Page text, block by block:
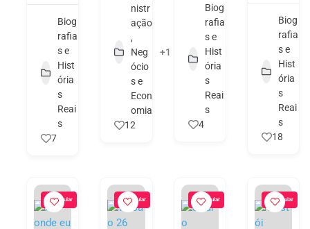
Biog
rafia
s e
Hist
ória
s
Reai
s
7
nistr
ação
,
Neg
ócio
s e
Econ
omia
+1
12
Biog
rafia
s e
Hist
ória
s
Reai
s
4
Biog
rafia
s e
Hist
ória
s
Reai
s
18
Popular Popular Popular Popular